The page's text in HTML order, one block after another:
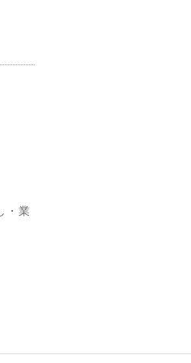
・業